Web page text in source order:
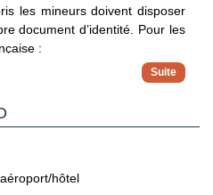
les mineurs doivent disposer
document d’identité. Pour les
:
voyageant en Espagne,
avec un passeport ou
aux adultes entre le 1er
valide plutôt qu'une
plus complètes sur
notamment administratives et
en
hôtel